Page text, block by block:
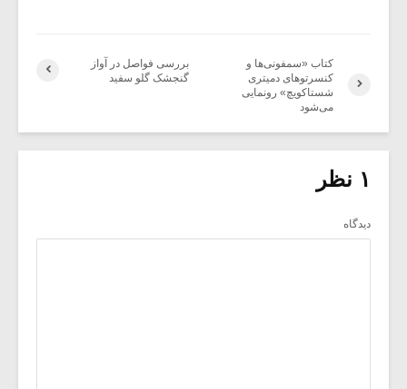
بررسی فواصل در آواز
گنجشک گلو سفید
کتاب «سمفونی‌ها و
کنسرتوهای دمیتری
شستاکویچ» رونمایی
می‌شود
۱ نظر
دیدگاه